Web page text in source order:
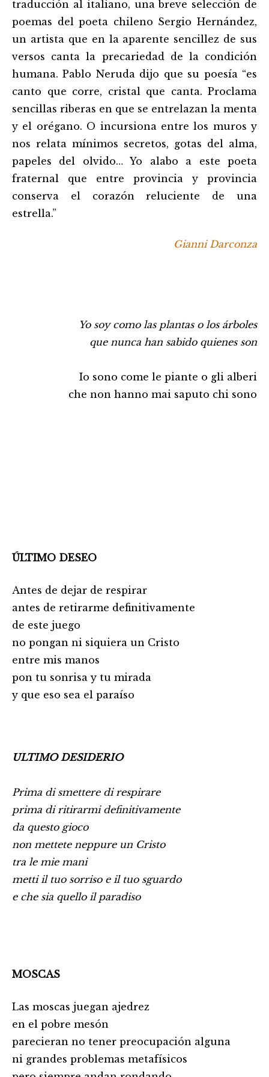
traducción al italiano, una breve selección de
poemas del poeta chileno Sergio Hernández,
un artista que en la aparente sencillez de sus
versos canta la precariedad de la condición
humana. Pablo Neruda dijo que su poesía “es
canto que corre, cristal que canta. Proclama
sencillas riberas en que se entrelazan la menta
y el orégano. O incursiona entre los muros y
nos relata mínimos secretos, gotas del alma,
papeles del olvido… Yo alabo a este poeta
fraternal que entre provincia y provincia
conserva el corazón reluciente de una
estrella.”
Gianni Darconza
Yo soy como las plantas o los árboles
que nunca han sabido quienes son
Io sono come le piante o gli alberi
che non hanno mai saputo chi sono
ÚLTIMO DESEO
Antes de dejar de respirar
antes de retirarme definitivamente
de este juego
no pongan ni siquiera un Cristo
entre mis manos
pon tu sonrisa y tu mirada
y que eso sea el paraíso
ULTIMO DESIDERIO
Prima di smettere di respirare
prima di ritirarmi definitivamente
da questo gioco
non mettete neppure un Cristo
tra le mie mani
metti il tuo sorriso e il tuo sguardo
e che sia quello il paradiso
MOSCAS
Las moscas juegan ajedrez
en el pobre mesón
parecieran no tener preocupación alguna
ni grandes problemas metafísicos
entradas